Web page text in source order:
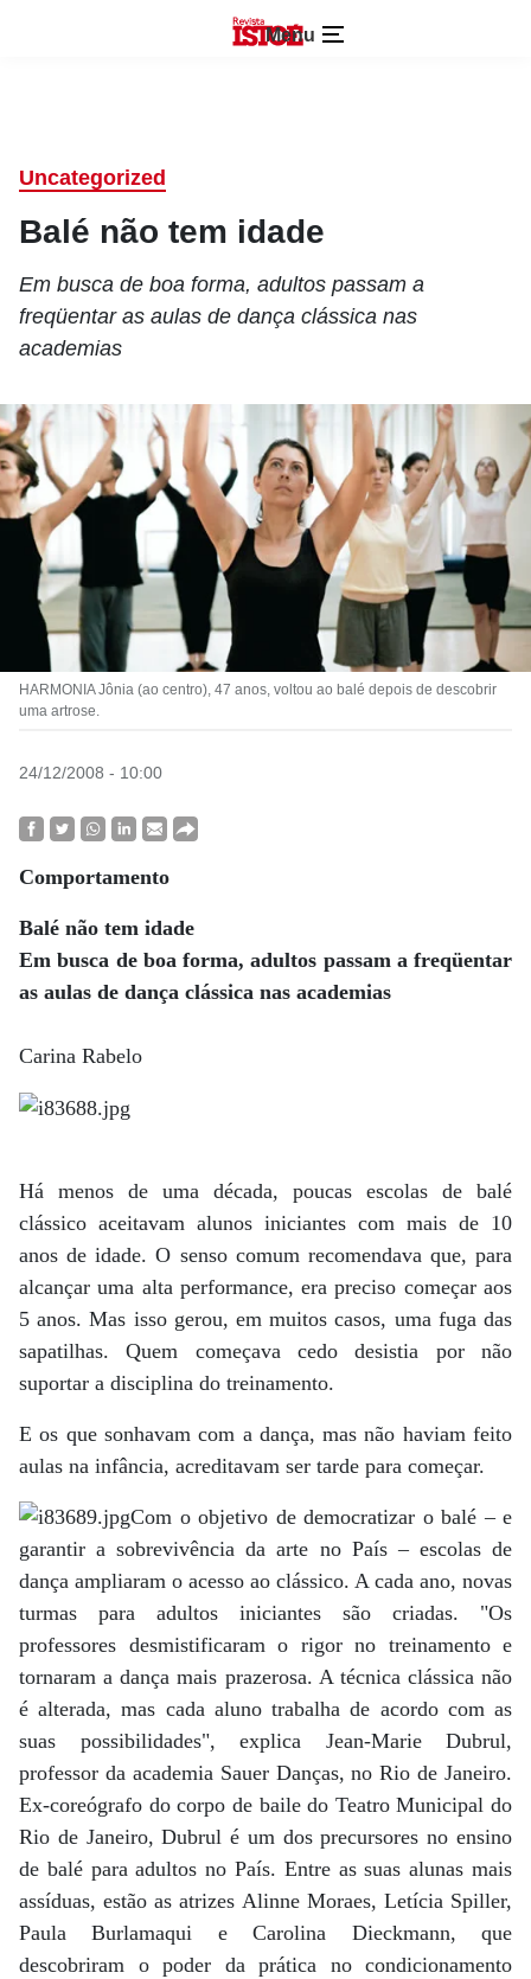
Menu
Uncategorized
Balé não tem idade
Em busca de boa forma, adultos passam a
freqüentar as aulas de dança clássica nas
academias
HARMONIA Jônia (ao centro), 47 anos, voltou ao balé depois de descobrir
uma artrose.
24/12/2008 - 10:00
Comportamento
Balé não tem idade
Em busca de boa forma, adultos passam a freqüentar
as aulas de dança clássica nas academias
Carina Rabelo
Há menos de uma década, poucas escolas de balé
clássico aceitavam alunos iniciantes com mais de 10
anos de idade. O senso comum recomendava que, para
alcançar uma alta performance, era preciso começar aos
5 anos. Mas isso gerou, em muitos casos, uma fuga das
sapatilhas. Quem começava cedo desistia por não
suportar a disciplina do treinamento.
E os que sonhavam com a dança, mas não haviam feito
aulas na infância, acreditavam ser tarde para começar.
Com o objetivo de democratizar o balé – e
garantir a sobrevivência da arte no País – escolas de
dança ampliaram o acesso ao clássico. A cada ano, novas
turmas para adultos iniciantes são criadas. "Os
professores desmistificaram o rigor no treinamento e
tornaram a dança mais prazerosa. A técnica clássica não
é alterada, mas cada aluno trabalha de acordo com as
suas possibilidades", explica Jean-Marie Dubrul,
professor da academia Sauer Danças, no Rio de Janeiro.
Ex-coreógrafo do corpo de baile do Teatro Municipal do
Rio de Janeiro, Dubrul é um dos precursores no ensino
de balé para adultos no País. Entre as suas alunas mais
assíduas, estão as atrizes Alinne Moraes, Letícia Spiller,
Paula Burlamaqui e Carolina Dieckmann, que
descobriram o poder da prática no condicionamento